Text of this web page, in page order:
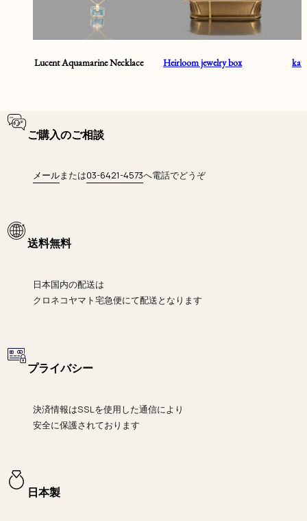
Lucent Aquamarine Necklace Heirloom jewelry box
ご購入のご相談
メールまたは03-6421-4573へ電話でどうぞ
送料無料
日本国内の配送は
クロネコヤマト宅急便にて配送となります
プライバシー
決済情報はSSLを使用した通信により
安全に保護されております
日本製